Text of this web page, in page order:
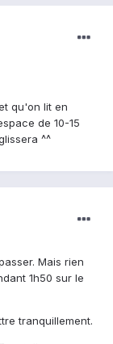
qu'on lit en
de 10-15
^^
Mais rien
1h50 sur le
tranquillement.